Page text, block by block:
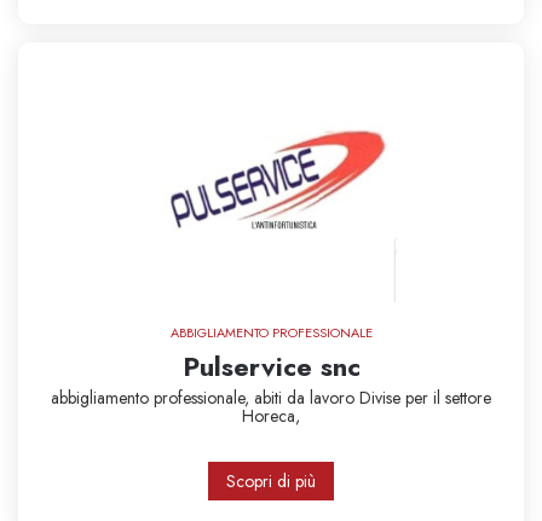
ABBIGLIAMENTO PROFESSIONALE
Pulservice snc
abbigliamento professionale, abiti da lavoro Divise per il settore
Horeca,
Scopri di più